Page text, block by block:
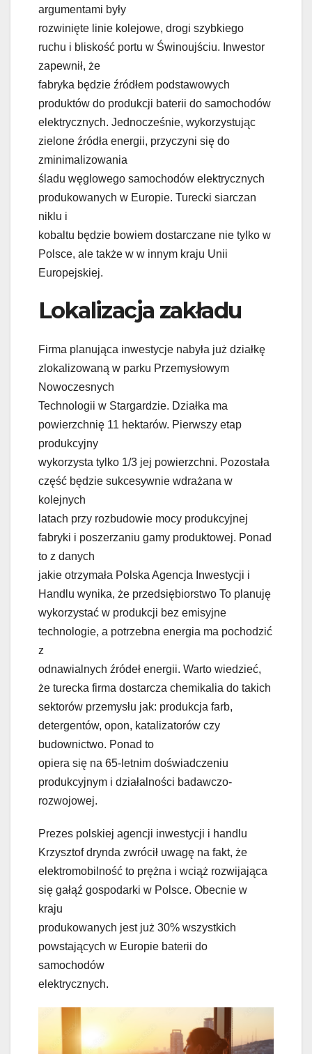
argumentami były
rozwinięte linie kolejowe, drogi szybkiego
ruchu i bliskość portu w Świnoujściu. Inwestor
zapewnił, że
fabryka będzie źródłem podstawowych
produktów do produkcji baterii do samochodów
elektrycznych. Jednocześnie, wykorzystując
zielone źródła energii, przyczyni się do
zminimalizowania
śladu węglowego samochodów elektrycznych
produkowanych w Europie. Turecki siarczan
niklu i
kobaltu będzie bowiem dostarczane nie tylko w
Polsce, ale także w w innym kraju Unii
Europejskiej.
Lokalizacja zakładu
Firma planująca inwestycje nabyła już działkę
zlokalizowaną w parku Przemysłowym
Nowoczesnych
Technologii w Stargardzie. Działka ma
powierzchnię 11 hektarów. Pierwszy etap
produkcyjny
wykorzysta tylko 1/3 jej powierzchni. Pozostała
część będzie sukcesywnie wdrażana w
kolejnych
latach przy rozbudowie mocy produkcyjnej
fabryki i poszerzaniu gamy produktowej. Ponad
to z danych
jakie otrzymała Polska Agencja Inwestycji i
Handlu wynika, że przedsiębiorstwo To planuję
wykorzystać w produkcji bez emisyjne
technologie, a potrzebna energia ma pochodzić
z
odnawialnych źródeł energii. Warto wiedzieć,
że turecka firma dostarcza chemikalia do takich
sektorów przemysłu jak: produkcja farb,
detergentów, opon, katalizatorów czy
budownictwo. Ponad to
opiera się na 65-letnim doświadczeniu
produkcyjnym i działalności badawczo-
rozwojowej.
Prezes polskiej agencji inwestycji i handlu
Krzysztof drynda zwrócił uwagę na fakt, że
elektromobilność to prężna i wciąż rozwijająca
się gałąź gospodarki w Polsce. Obecnie w
kraju
produkowanych jest już 30% wszystkich
powstających w Europie baterii do
samochodów
elektrycznych.